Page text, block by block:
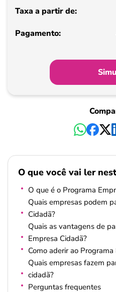
Pagamento
O que você vai ler
O que é o Programa
Quais empresas podem
Cidadã?
Quais as vantagens de
Empresa Cidadã?
Como aderir ao
Quais empresas fazem
cidadã?
Perguntas frequentes